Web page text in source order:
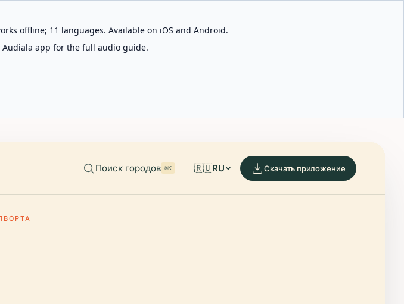
offline; 11 languages. Available on iOS and Android.
app for the full audio guide.
Поиск городов ⌘K 🇷🇺RU Скачать приложение